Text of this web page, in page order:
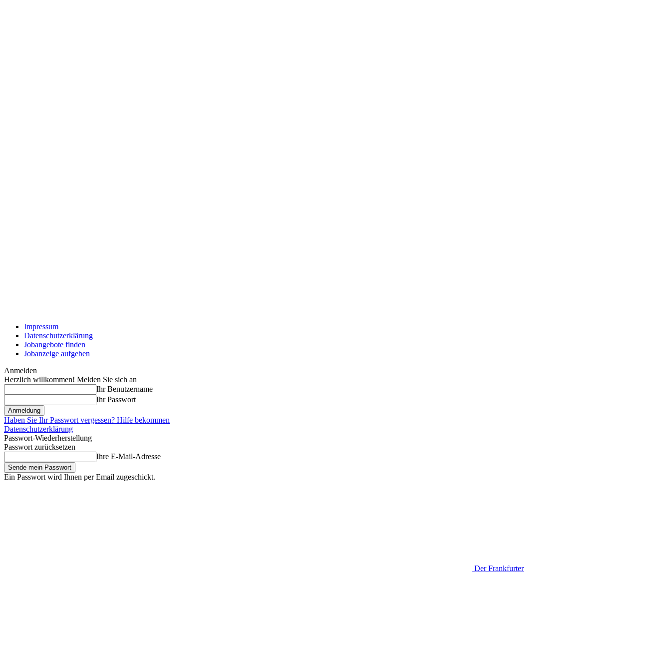
Impressum
Datenschutzerklärung
Jobangebote finden
Jobanzeige aufgeben
Anmelden
Herzlich willkommen! Melden Sie sich an
Ihr Benutzername
Ihr Passwort
Haben Sie Ihr Passwort vergessen? Hilfe bekommen
Datenschutzerklärung
Passwort-Wiederherstellung
Passwort zurücksetzen
Ihre E-Mail-Adresse
Ein Passwort wird Ihnen per Email zugeschickt.
Der Frankfurter